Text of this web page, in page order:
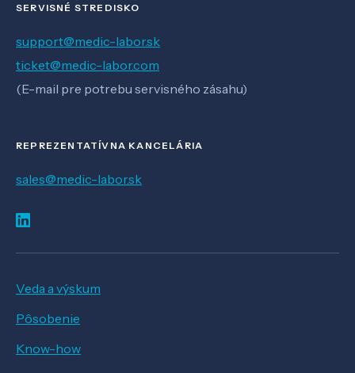
SERVISNÉ STREDISKO
support@medic-labor.sk
ticket@medic-labor.com
(E-mail pre potrebu servisného zásahu)
REPREZENTATÍVNA KANCELÁRIA
sales@medic-labor.sk
Veda a výskum
Pôsobenie
Know-how